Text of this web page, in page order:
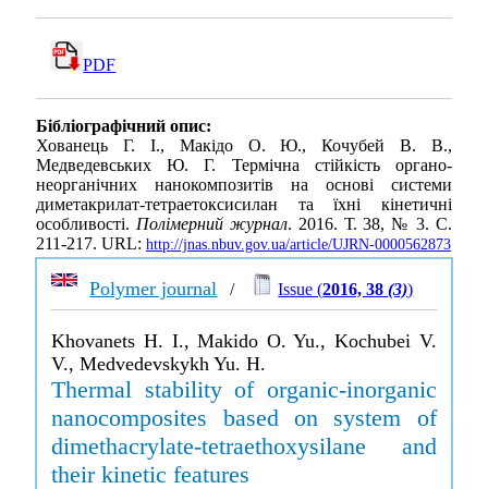
PDF
Бібліографічний опис:
Хованець Г. І., Макідо О. Ю., Кочубей В. В.,
Медведевських Ю. Г. Термічна стійкість органо-
неорганічних нанокомпозитів на основі системи
диметакрилат-тетраетоксисилан та їхні кінетичні
особливості. Полімерний журнал. 2016. Т. 38, № 3. С.
211-217. URL: http://jnas.nbuv.gov.ua/article/UJRN-0000562873
Polymer journal / Issue (2016, 38(3))
Khovanets H. I., Makido O. Yu., Kochubei V.
V., Medvedevskykh Yu. H.
Thermal stability of organic-inorganic
nanocomposites based on system of
dimethacrylate-tetraethoxysilane and
their kinetic features